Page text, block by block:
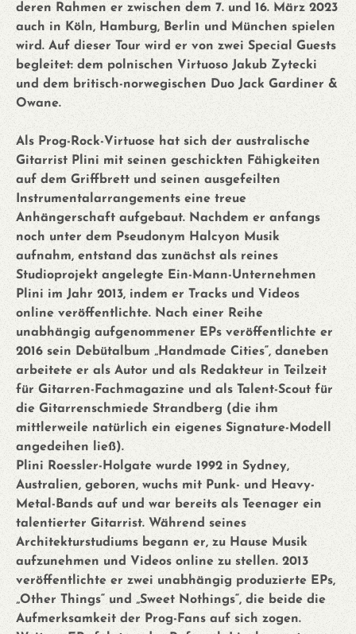
deren Rahmen er zwischen dem 7. und 16. März 2023
auch in Köln, Hamburg, Berlin und München spielen
wird. Auf dieser Tour wird er von zwei Special Guests
begleitet: dem polnischen Virtuoso Jakub Zytecki
und dem britisch-norwegischen Duo Jack Gardiner &
Owane.
Als Prog-Rock-Virtuose hat sich der australische
Gitarrist Plini mit seinen geschickten Fähigkeiten
auf dem Griffbrett und seinen ausgefeilten
Instrumentalarrangements eine treue
Anhängerschaft aufgebaut. Nachdem er anfangs
noch unter dem Pseudonym Halcyon Musik
aufnahm, entstand das zunächst als reines
Studioprojekt angelegte Ein-Mann-Unternehmen
Plini im Jahr 2013, indem er Tracks und Videos
online veröffentlichte. Nach einer Reihe
unabhängig aufgenommener EPs veröffentlichte er
2016 sein Debütalbum „Handmade Cities“, daneben
arbeitete er als Autor und als Redakteur in Teilzeit
für Gitarren-Fachmagazine und als Talent-Scout für
die Gitarrenschmiede Strandberg (die ihm
mittlerweile natürlich ein eigenes Signature-Modell
angedeihen ließ).
Plini Roessler-Holgate wurde 1992 in Sydney,
Australien, geboren, wuchs mit Punk- und Heavy-
Metal-Bands auf und war bereits als Teenager ein
talentierter Gitarrist. Während seines
Architekturstudiums begann er, zu Hause Musik
aufzunehmen und Videos online zu stellen. 2013
veröffentlichte er zwei unabhängig produzierte EPs,
„Other Things“ und „Sweet Nothings“, die beide die
Aufmerksamkeit der Prog-Fans auf sich zogen.